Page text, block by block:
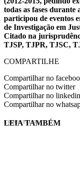
todas as fases durante
participou de eventos
de Investigação em
Citado na
TJSP, TJPR, TJSC,
COMPARTILHE
Compartilhar no
Compartilhar no twitter
Compartilhar no linkedin
Compartilhar no
EVINIS TALON
LEIA TAMBÉM